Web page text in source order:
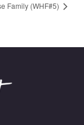
Family (WHF#5)